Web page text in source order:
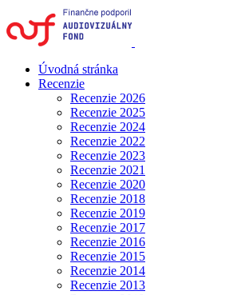
Úvodná stránka
Recenzie
Recenzie 2026
Recenzie 2025
Recenzie 2024
Recenzie 2022
Recenzie 2023
Recenzie 2021
Recenzie 2020
Recenzie 2018
Recenzie 2019
Recenzie 2017
Recenzie 2016
Recenzie 2015
Recenzie 2014
Recenzie 2013